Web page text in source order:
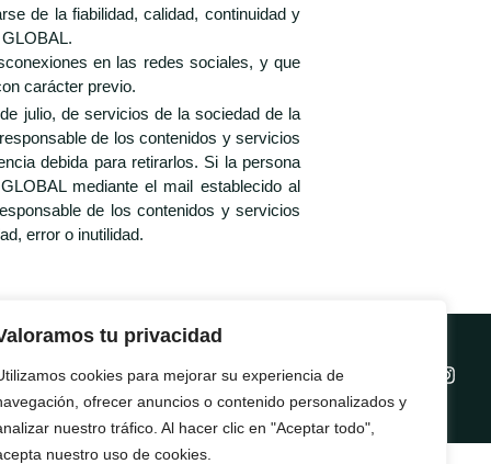
tu privacidad
cookies para mejorar su experiencia de
ofrecer anuncios o contenido personalizados y
nuestro tráfico. Al hacer clic en "Aceptar todo",
nuestro uso de cookies.
de la fiabilidad, calidad, continuidad y
en las redes sociales, y que
carácter previo.
julio, de servicios de la sociedad de la
de los contenidos y servicios
debida para retirarlos. Si la persona
mediante el mail establecido al
de los contenidos y servicios
error o inutilidad.